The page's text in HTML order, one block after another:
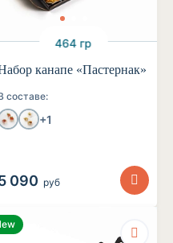
464 гр
канапе «Пастернак»
составе:
+1
090 руб